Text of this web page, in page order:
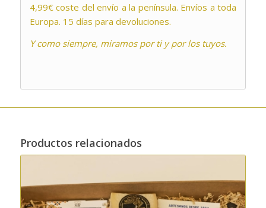
4,99€ coste del envío a la península. Envíos a toda
Europa. 15 días para devoluciones.
Y como siempre, miramos por ti y por los tuyos.
Productos relacionados